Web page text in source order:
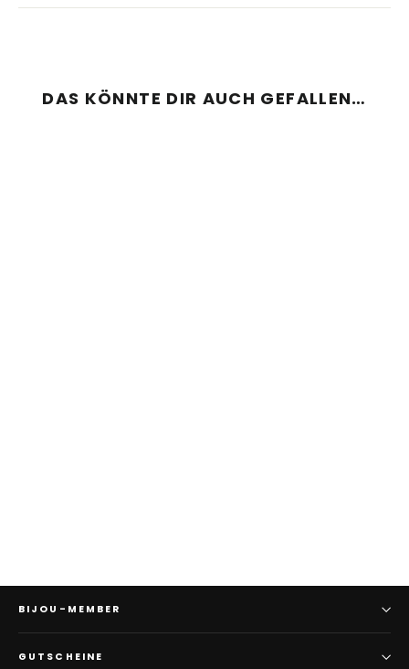
DAS KÖNNTE DIR AUCH GEFALLEN…
BIJOU-MEMBER
GUTSCHEINE